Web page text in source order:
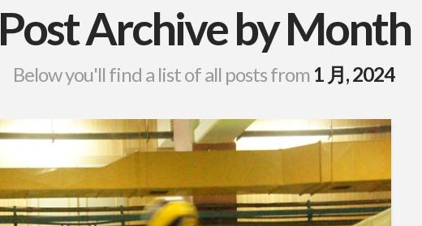
Post Archive by Month
Below you'll find a list of all posts from 1 月, 2024